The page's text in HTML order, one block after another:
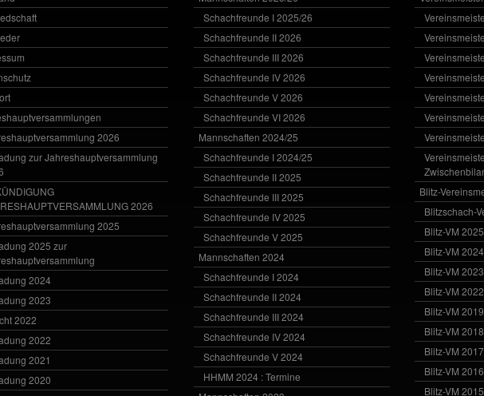
2026
zur Jahreshauptversammlung
2026
2025
2025 zur
2024
2023
2022
2022
2021
2020
Schachfreunde I 2025/26
Schachfreunde II 2026
Schachfreunde III 2026
Schachfreunde IV 2026
Schachfreunde V 2026
Schachfreunde VI 2026
Mannschaften 2024/25
Schachfreunde I 2024/25
Schachfreunde II 2025
Schachfreunde III 2025
Schachfreunde IV 2025
Schachfreunde V 2025
Mannschaften 2024
Schachfreunde I 2024
Schachfreunde II 2024
Schachfreunde III 2024
Schachfreunde IV 2024
Schachfreunde V 2024
HHMM 2024 : Termine
Blitz-
Blitzschach-
Blitz-VM 2025
Blitz-VM 2024
Blitz-VM 2023
Blitz-VM 2022
Blitz-VM 2019
Blitz-VM 2018
Blitz-VM 2017
Blitz-VM 2016
Blitz-VM 2015